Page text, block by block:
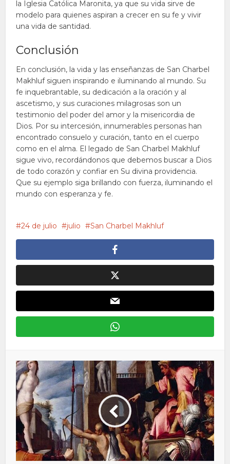
la Iglesia Católica Maronita, ya que su vida sirve de
modelo para quienes aspiran a crecer en su fe y vivir
una vida de santidad.
Conclusión
En conclusión, la vida y las enseñanzas de San Charbel
Makhluf siguen inspirando e iluminando al mundo. Su
fe inquebrantable, su dedicación a la oración y al
ascetismo, y sus curaciones milagrosas son un
testimonio del poder del amor y la misericordia de
Dios. Por su intercesión, innumerables personas han
encontrado consuelo y curación, tanto en el cuerpo
como en el alma. El legado de San Charbel Makhluf
sigue vivo, recordándonos que debemos buscar a Dios
de todo corazón y confiar en Su divina providencia.
Que su ejemplo siga brillando con fuerza, iluminando el
mundo con esperanza y fe.
24 de julio julio San Charbel Makhluf